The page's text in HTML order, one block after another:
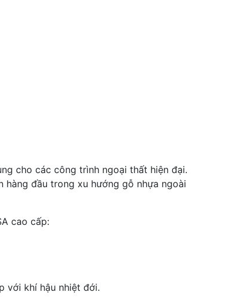
cho các công trình ngoại thất hiện đại.
đầu trong xu hướng gỗ nhựa ngoài
cao cấp:
với khí hậu nhiệt đới.